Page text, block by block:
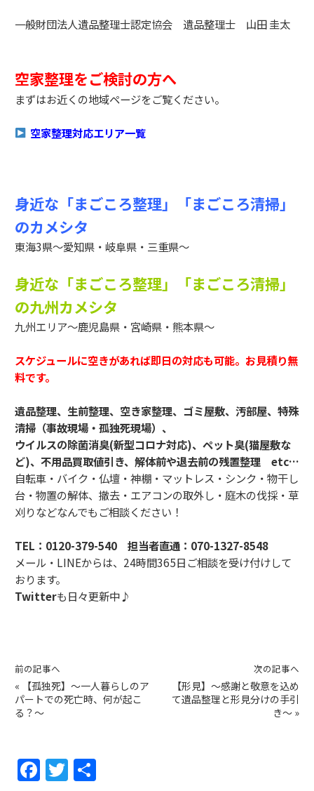
一般財団法人遺品整理士認定協会 遺品整理士 山田 圭太
空家整理をご検討の方へ
まずはお近くの地域ページをご覧ください。
空家整理対応エリア一覧
身近な「まごころ整理」「まごころ清掃」
のカメシタ
東海3県～愛知県・岐阜県・三重県～
身近な「まごころ整理」「まごころ清掃」
の九州カメシタ
九州エリア～鹿児島県・宮崎県・熊本県～
スケジュールに空きがあれば即日の対応も可能。お見積り無
料です。
遺品整理、生前整理、空き家整理、ゴミ屋敷、汚部屋、特殊
清掃（事故現場・孤独死現場）、
ウイルスの除菌消臭(新型コロナ対応)、ペット臭(猫屋敷な
ど)、不用品買取値引き、解体前や退去前の残置整理 etc…
自転車・バイク・仏壇・神棚・マットレス・シンク・物干し
台・物置の解体、撤去・エアコンの取外し・庭木の伐採・草
刈りなどなんでもご相談ください！
TEL： 0120-379-540 担当者直通： 070-1327-8548
メール・LINEからは、24時間365日ご相談を受け付けして
おります。
Twitterも日々更新中♪
前の記事へ
«
【孤独死】～一人暮らしのア
パートでの死亡時、何が起こ
る？～
次の記事へ
【形見】～感謝と敬意を込め
て遺品整理と形見分けの手引
き～ »
F T